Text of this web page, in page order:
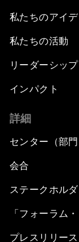
私たちのアイ
私たちの活動
リーダーシッ
インパクト
詳細
センター（部門
会合
ステークホル
「フォーラム
プレスリリース